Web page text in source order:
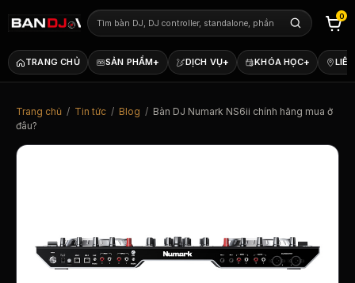
TRANG CHỦ SẢN PHẨM+ DỊCH VỤ+ KHÓA HỌC+
0
Trang chủ / Tin tức / Blog / Bàn DJ Numark NS6ii chính hãng mua ở
đâu?